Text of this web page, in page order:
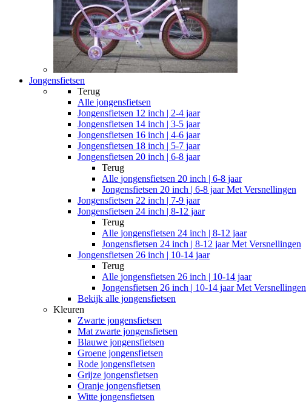
Jongensfietsen
Terug
Alle jongensfietsen
Jongensfietsen 12 inch | 2-4 jaar
Jongensfietsen 14 inch | 3-5 jaar
Jongensfietsen 16 inch | 4-6 jaar
Jongensfietsen 18 inch | 5-7 jaar
Jongensfietsen 20 inch | 6-8 jaar
Terug
Alle jongensfietsen 20 inch | 6-8 jaar
Jongensfietsen 20 inch | 6-8 jaar Met Versnellingen
Jongensfietsen 22 inch | 7-9 jaar
Jongensfietsen 24 inch | 8-12 jaar
Terug
Alle jongensfietsen 24 inch | 8-12 jaar
Jongensfietsen 24 inch | 8-12 jaar Met Versnellingen
Jongensfietsen 26 inch | 10-14 jaar
Terug
Alle jongensfietsen 26 inch | 10-14 jaar
Jongensfietsen 26 inch | 10-14 jaar Met Versnellingen
Bekijk alle jongensfietsen
Kleuren
Zwarte jongensfietsen
Mat zwarte jongensfietsen
Blauwe jongensfietsen
Groene jongensfietsen
Rode jongensfietsen
Grijze jongensfietsen
Oranje jongensfietsen
Witte jongensfietsen